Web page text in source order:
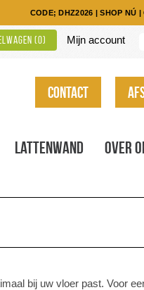
CODE; DHZ2026 |SHOP NÚ |
(0) Mijn account
Contact
Lattenwand Over
bij uw vloer past. Voor